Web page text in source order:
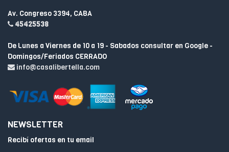
Av. Congreso 3394, CABA
45425538
De Lunes a Viernes de 10 a 19 - Sabados consultar en Google -
Domingos/Feriados CERRADO
info@casalibertella.com
NEWSLETTER
Recibí ofertas en tu email